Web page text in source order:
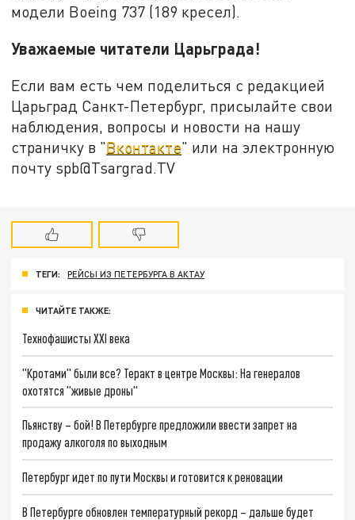
модели Boeing 737 (189 кресел).
Уважаемые читатели Царьграда!
Если вам есть чем поделиться с редакцией
Царьград Санкт-Петербург, присылайте свои
наблюдения, вопросы и новости на нашу
страничку в "Вконтакте" или на электронную
почту spb@Tsargrad.TV
ТЕГИ: РЕЙСЫ ИЗ ПЕТЕРБУРГА В АКТАУ
ЧИТАЙТЕ ТАКЖЕ:
Технофашисты XXI века
"Кротами" были все? Теракт в центре Москвы: На генералов
охотятся "живые дроны"
Пьянству – бой! В Петербурге предложили ввести запрет на
продажу алкоголя по выходным
Петербург идет по пути Москвы и готовится к реновации
В Петербурге обновлен температурный рекорд – дальше будет